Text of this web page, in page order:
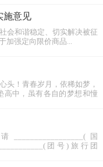
施意见
会和谐稳定、切实解决被征
加强定向限价商品...
头！青春岁月，依稀如梦，
高中，虽有各自的梦想和憧
国
团号)旅行团